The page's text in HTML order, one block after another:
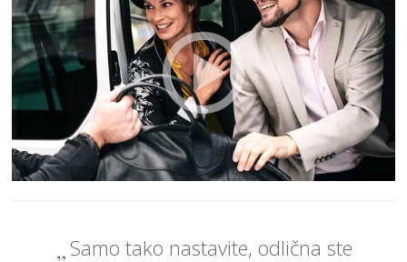
Samo tako nastavite, odlična ste